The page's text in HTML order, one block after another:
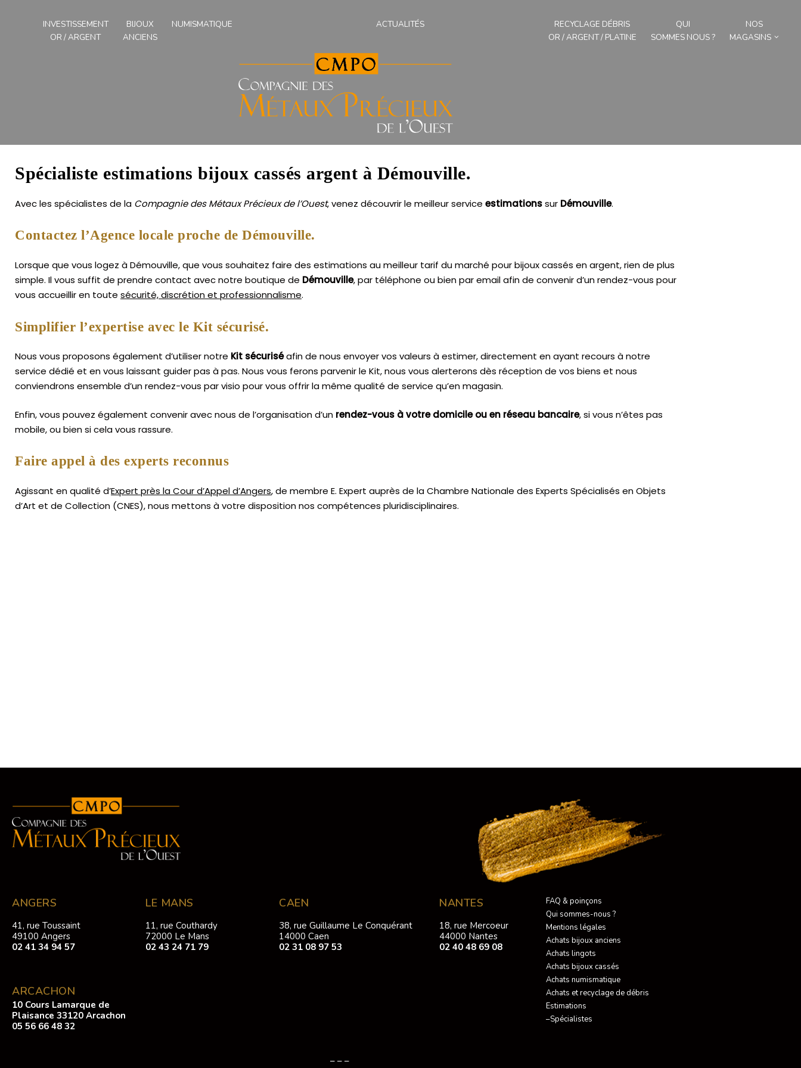
INVESTISSEMENT
OR / ARGENT
BIJOUX
ANCIENS
NUMISMATIQUE ACTUALITÉS
RECYCLAGE DÉBRIS
OR / ARGENT / PLATINE
QUI
SOMMES NOUS ?
NOS
MAGASINS
Spécialiste estimations bijoux cassés argent à Démouville.
Avec les spécialistes de la Compagnie des Métaux Précieux de l’Ouest, venez découvrir le meilleur service estimationssur Démouville.
Contactez l’Agence locale proche de Démouville.
Lorsque que vous logez à Démouville, que vous souhaitez faire des estimations au meilleur tarif du marché pour bijoux cassés en argent, rien de plus
simple. Il vous suffit de prendre contact avec notre boutique de Démouville, par téléphone ou bien par email afin de convenir d’un rendez-vous pour
vous accueillir en toute sécurité, discrétion et professionnalisme.
Simplifier l’expertise avec le Kit sécurisé.
Nous vous proposons également d’utiliser notre Kit sécuriséafin de nous envoyer vos valeurs à estimer, directement en ayant recours à notre
service dédié et en vous laissant guider pas à pas. Nous vous ferons parvenir le Kit, nous vous alerterons dès réception de vos biens et nous
conviendrons ensemble d’un rendez-vous par visio pour vous offrir la même qualité de service qu’en magasin.
Enfin, vous pouvez également convenir avec nous de l’organisation d’un rendez-vous à votre domicile ou en réseau bancaire, si vous n’êtes pas
mobile, ou bien si cela vous rassure.
Faire appel à des experts reconnus
Agissant en qualité d’Expert près la Cour d’Appel d’Angers, de membre E. Expert auprès de laChambre Nationale des Experts Spécialisés en Objets
d’Art et de Collection (CNES),nous mettons à votre disposition nos compétences pluridisciplinaires.
ANGERS
41, rue Toussaint
49100 Angers
02 41 34 94 57
ARCACHON
10 Cours Lamarque de
Plaisance 33120 Arcachon
05 56 66 48 32
LE MANS
11, rue Couthardy
72000 Le Mans
02 43 24 71 79
CAEN
38, rue Guillaume Le Conquérant
14000 Caen
02 31 08 97 53
NANTES
18, rue Mercoeur
44000 Nantes
02 40 48 69 08
FAQ & poinçons
Qui sommes-nous ?
Mentions légales
Achats bijoux anciens
Achats lingots
Achats bijoux cassés
Achats numismatique
Achats et recyclage de débris
Estimations
–Spécialistes
– – –